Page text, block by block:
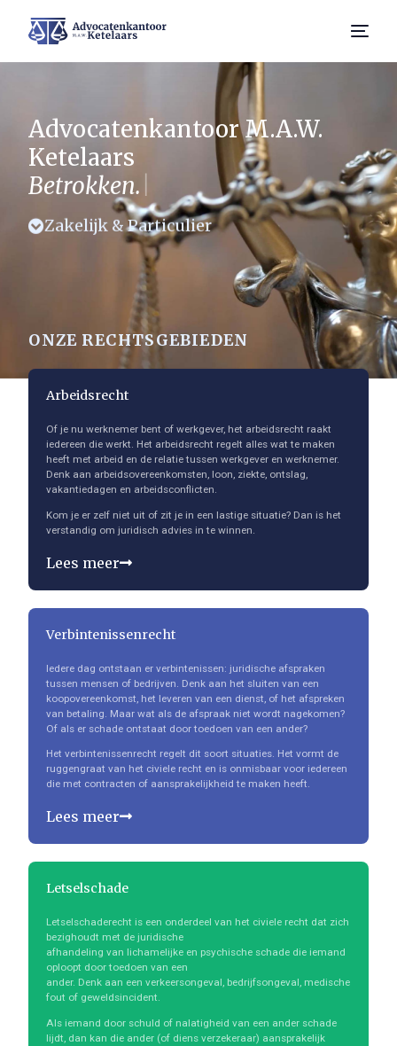
Advocatenkantoor M.A.W.
Ketelaars
Betrokken.
Zakelijk & Particulier
ONZE RECHTSGEBIEDEN
Arbeidsrecht
Of je nu werknemer bent of werkgever, het arbeidsrecht raakt
iedereen die werkt. Het arbeidsrecht regelt alles wat te maken
heeft met arbeid en de relatie tussen werkgever en werknemer.
Denk aan arbeidsovereenkomsten, loon, ziekte, ontslag,
vakantiedagen en arbeidsconflicten.
Kom je er zelf niet uit of zit je in een lastige situatie? Dan is het
verstandig om juridisch advies in te winnen.
Lees meer
Verbintenissenrecht
Iedere dag ontstaan er verbintenissen: juridische afspraken
tussen mensen of bedrijven. Denk aan het sluiten van een
koopovereenkomst, het leveren van een dienst, of het afspreken
van betaling. Maar wat als de afspraak niet wordt nagekomen?
Of als er schade ontstaat door toedoen van een ander?
Het verbintenissenrecht regelt dit soort situaties. Het vormt de
ruggengraat van het civiele recht en is onmisbaar voor iedereen
die met contracten of aansprakelijkheid te maken heeft.
Lees meer
Letselschade
Letselschaderecht is een onderdeel van het civiele recht dat zich
bezighoudt met de juridische
afhandeling van lichamelijke en psychische schade die iemand
oploopt door toedoen van een
ander. Denk aan een verkeersongeval, bedrijfsongeval, medische
fout of geweldsincident.
Als iemand door schuld of nalatigheid van een ander schade
lijdt, dan kan die ander (of diens verzekeraar) aansprakelijk
Medewerkers
0492-551478